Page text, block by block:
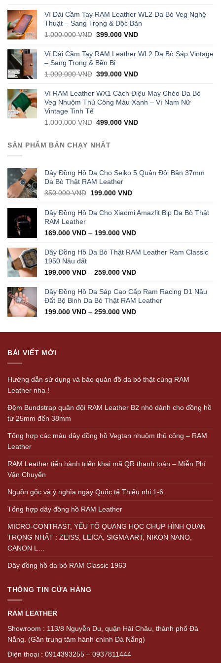
was:
1.000.000 VND.
is:
429.000 VND.
Ví Dài Cầm Tay RAM Leather WL2 Da Bò Veg Nghệ
Thuật – Sang Trọng & Độc Bản
1.000.000VND Original
was:
1.000.000 VND.
399.000VNDCurrent
is:
Ví Dài Cầm Tay RAM Leather WL2 Da Bò Sáp Vintage
– Sang Trọng & Bền Bỉ
1.000.000VND Original
was:
1.000.000 VND.
399.000VNDCurrent
is:
399.000 VND.
Ví RAM Leather WX1 Cách Điệu May Chéo Da Bò
Veg Nhuộm Thủ Công Màu Xanh – Ví Nam Nữ
Vintage Tinh Tế
1.000.000VND Original
was:
1.000.000 VND.
499.000VNDCurrent
SẢN PHẨM BÁN CHẠY NHẤT
Dây Đồng Hồ Da Cho Seiko 5 Quân Đội Bản 37mm
Da Bò Thật RAM Leather
350.000VND Original
was:
199.000VNDCurrent
is:
199.000 VND.
Dây Đồng Hồ Da Cho Xiaomi Amazfit Bip Da Bò Thật
RAM Leather
169.000 VND – 199.000 VND
Dây Đồng Hồ Da Bò Thật RAM Leather Ram Classic
1950 Nâu đất
199.000 VND – 259.000 VND
Dây Đồng Hồ Da Sáp Cao Cấp Ram Racing D1 Nâu
Đất Bộ Binh Da Bò Thật RAM Leather
199.000 VND – 259.000 VND
BÀI VIẾT MỚI
Hướng dẫn sử dụng và bảo quản đồ da bò thật cùng RAM
Leather nha !
Đệm Bundstrap quân đội RAM Leather B2 nhỏ dành cho đồng hồ
từ 25mm đến 38mm
Tổng hợp các màu dây đồng hồ Vegtan nhuộm thủ công – RAM
Leather
RAM Leather tiến hành triển khai mã QR thanh toán – Miễn Phí
Vận Chuyển
Nguồn gốc và ý nghĩa ngày Quốc tế Thiếu nhi 1-6.
Tổng hợp dây đồng hồ RAM Leather
MICRO-CONTRAST, YẾU TỐ QUANG HỌC CHỤP HÌNH QUAN
TRỌNG NHẤT : ZEISS, LEICA, SIGMA ART, NIKON NANO,
CANON L…
Dây đồng hồ da bò RAM Classic 1963
THÔNG TIN CỬA HÀNG
RAM LEATHER
Showroom : 113/8 Nguyễn Du, quận Hải Châu, thành phố Đà
Nẵng. (Gần trung tâm hành chính Đà Nẵng)
Điện thoại : 0914393255 – 0937811444